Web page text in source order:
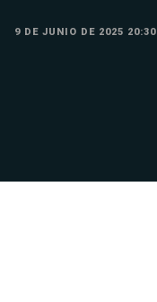
9 DE JUNIO DE 2025 20:30